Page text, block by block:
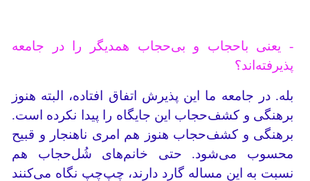
- یعنی باحجاب و بی‌حجاب همدیگر را در جامعه
پذیرفته‌اند؟
بله. در جامعه ما این پذیرش اتفاق افتاده، البته هنوز
برهنگی و کشف‌حجاب این جایگاه را پیدا نکرده است.
برهنگی و کشف‌حجاب هنوز هم امری ناهنجار و قبیح
محسوب می‌شود. حتی خانم‌های شُل‌حجاب هم
نسبت به این مساله گارد دارند، چپ‌چپ نگاه می‌کنند